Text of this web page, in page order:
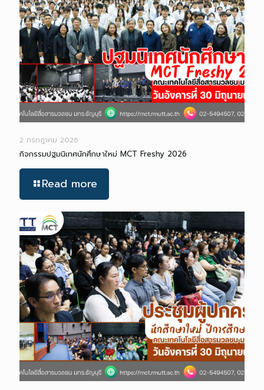
2 กรกฎาคม 2026
กิจกรรมปฐมนิเทศนักศึกษาใหม่ MCT Freshy 2026
Read more